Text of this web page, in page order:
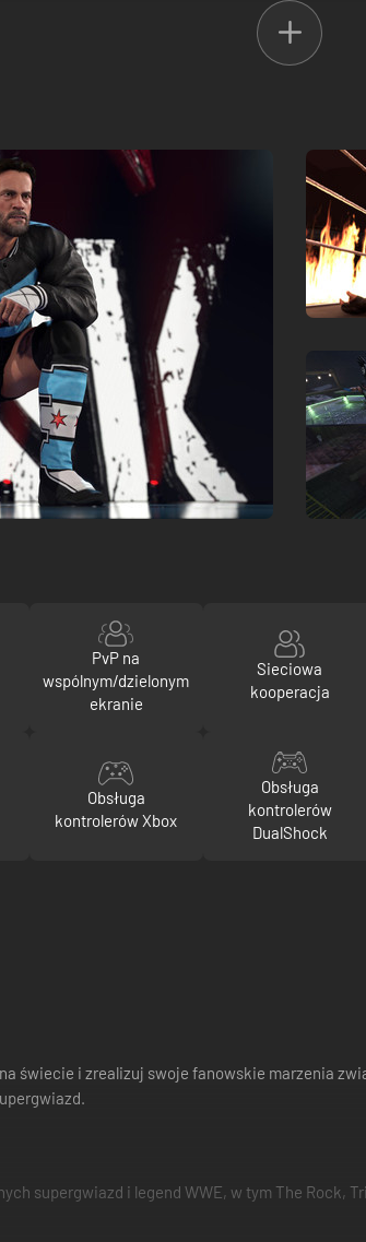
PvP na
wspólnym/dzielonym
ekranie
Sieciowa
kooperacja
Obsługa
kontrolerów Xbox
Obsługa
kontrolerów
DualShock
świecie i zrealizuj swoje fanowskie marzenia
supergwiazd i legend WWE, w tym The Rock,